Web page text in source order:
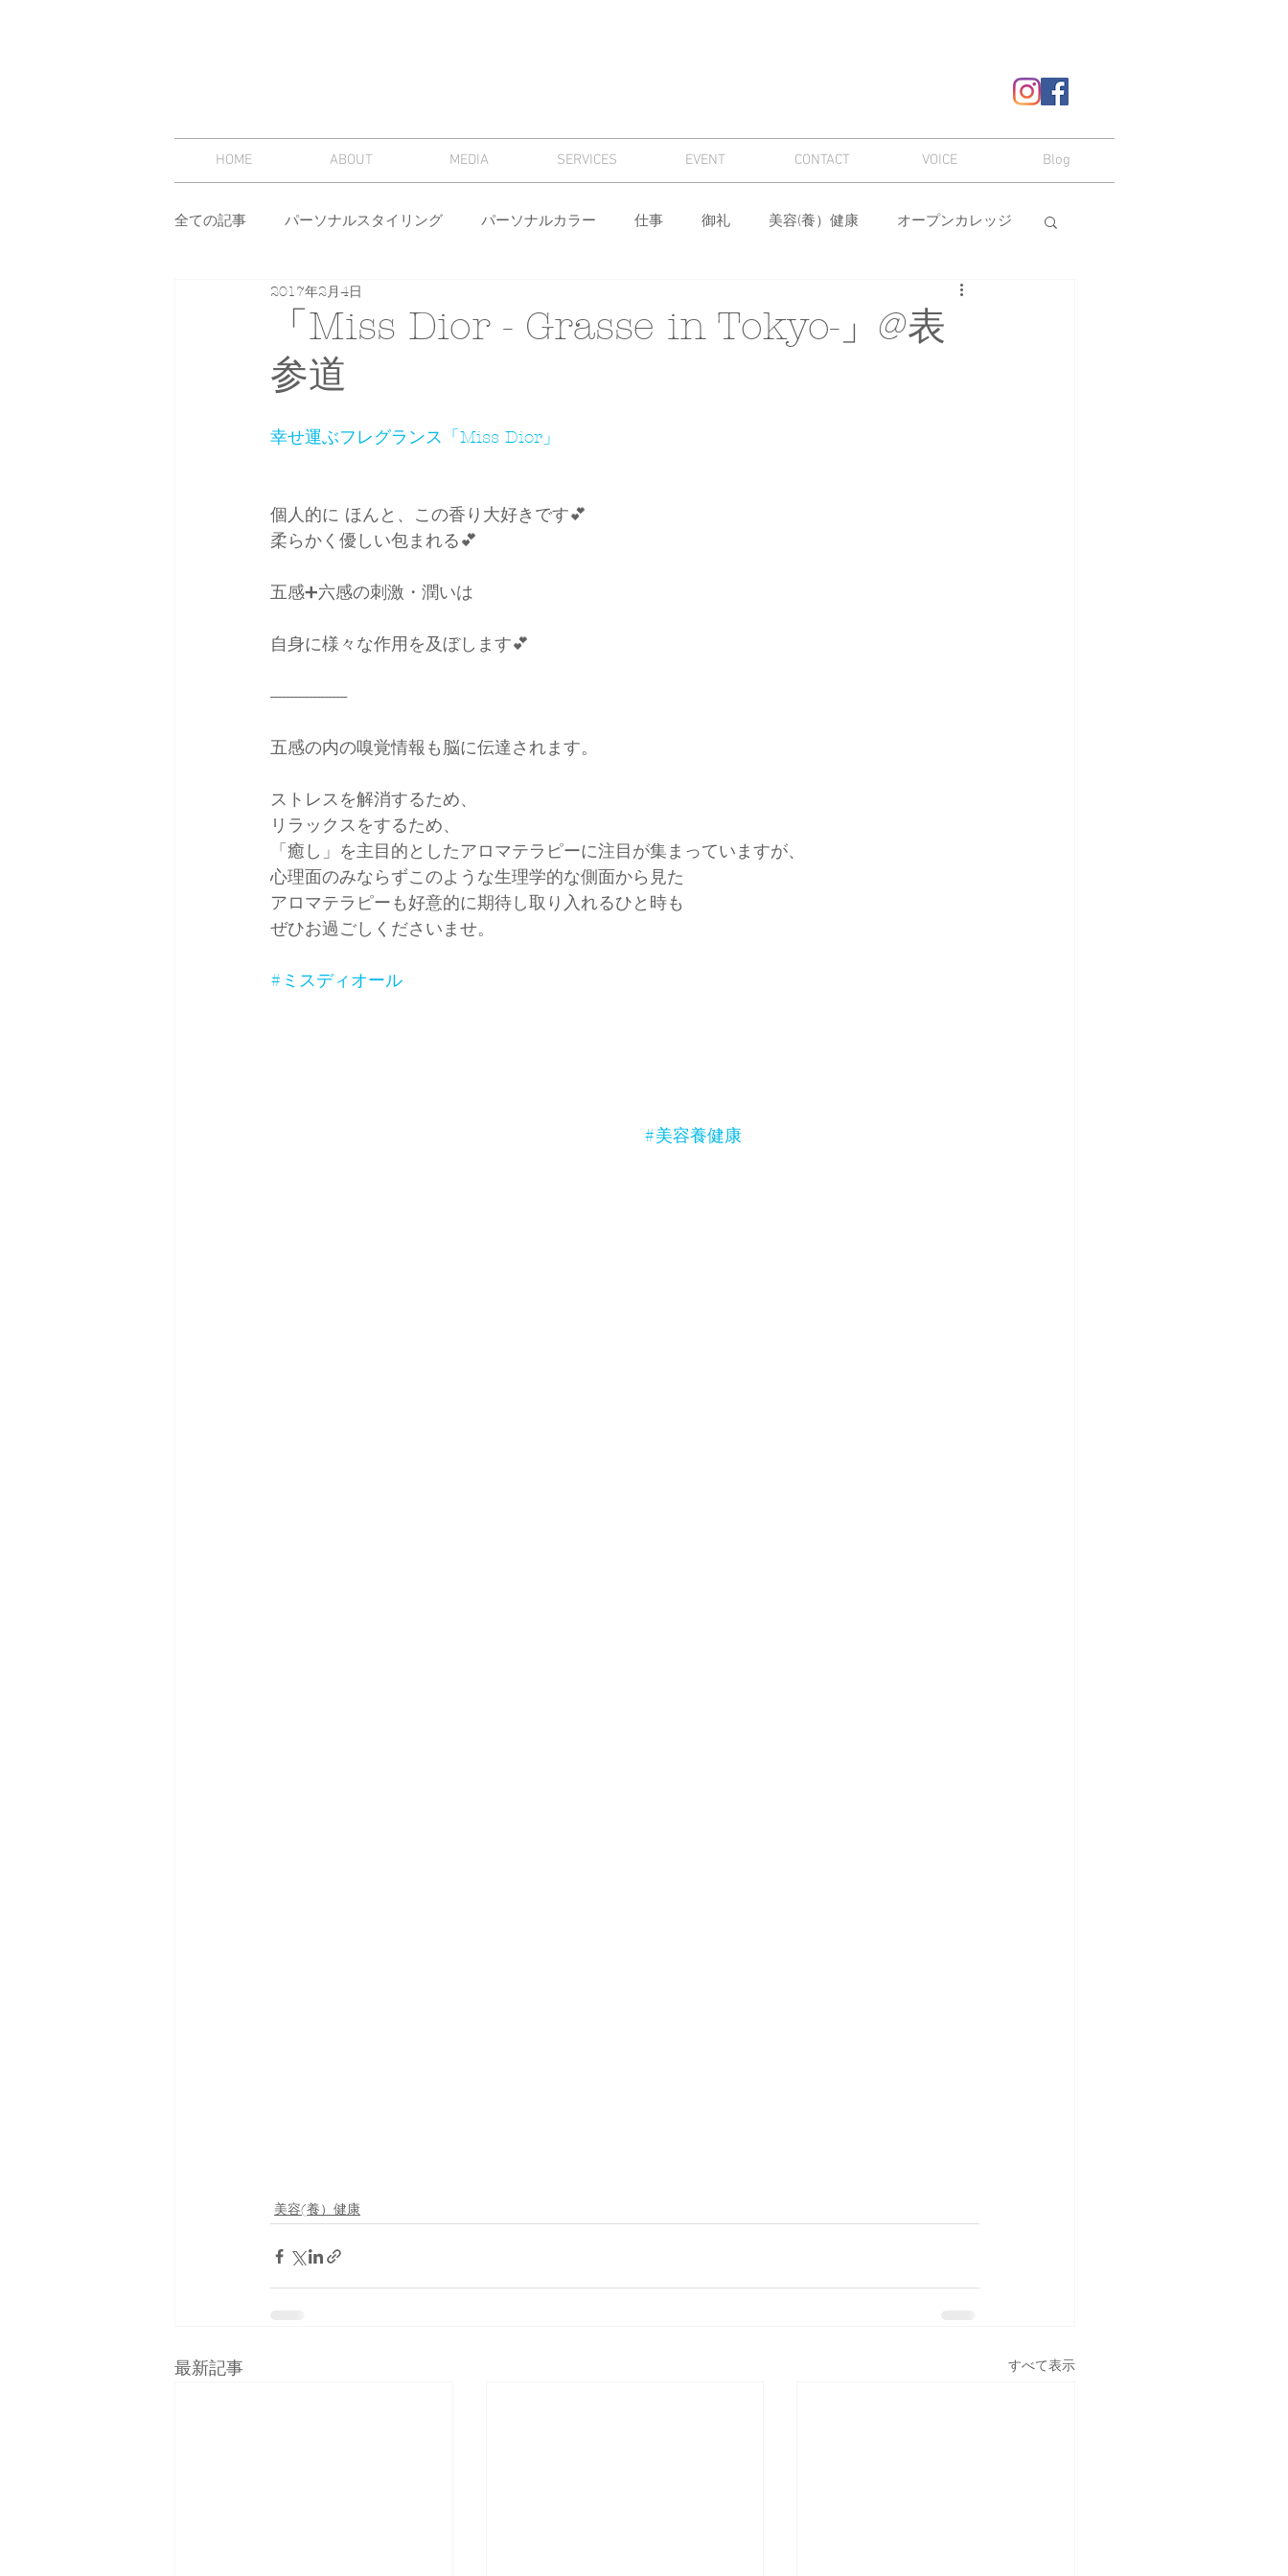
HOME ABOUT MEDIA SERVICES EVENT CONTACT VOICE Blog
全ての記事 パーソナルスタイリング パーソナルカラー 仕事 御礼 美容(養）健康 オープンカレッジ
スタイリング セミナー
イメージコンサルティング
雑誌掲載＆取材 コーデ
「Miss Dior - Grasse in Tokyo-」@表
参道
2017年2月4日
幸せ運ぶフレグランス「Miss Dior」
個人的に ほんと、この香り大好きです💕
柔らかく優しい包まれる💕
五感➕六感の刺激・潤いは
自身に様々な作用を及ぼします💕
--------------------
五感の内の嗅覚情報も脳に伝達されます。
ストレスを解消するため、
リラックスをするため、
「癒し」を主目的としたアロマテラピーに注目が集まっていますが、
心理面のみならずこのような生理学的な側面から見た
アロマテラピーも好意的に期待し取り入れるひと時も
ぜひお過ごしくださいませ。
#ミスディオール
#美容養健康
美容(養）健康
最新記事 すべて表示